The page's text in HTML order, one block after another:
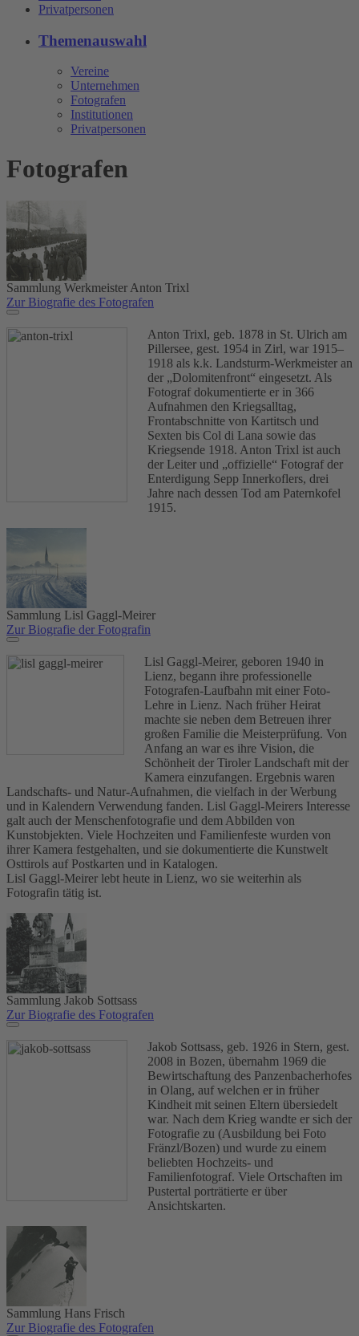
Privatpersonen
Themenauswahl
Vereine
Unternehmen
Fotografen
Institutionen
Privatpersonen
Fotografen
Sammlung Werkmeister Anton Trixl
Zur Biografie des Fotografen
Anton Trixl, geb. 1878 in St. Ulrich am
Pillersee, gest. 1954 in Zirl, war 1915–
1918 als k.k. Landsturm-Werkmeister an
der „Dolomitenfront“ eingesetzt. Als
Fotograf dokumentierte er in 366
Aufnahmen den Kriegsalltag,
Frontabschnitte von Kartitsch und
Sexten bis Col di Lana sowie das
Kriegsende 1918. Anton Trixl ist auch
der Leiter und „offizielle“ Fotograf der
Enterdigung Sepp Innerkoflers, drei
Jahre nach dessen Tod am Paternkofel
1915.
Sammlung Lisl Gaggl-Meirer
Zur Biografie der Fotografin
Lisl Gaggl-Meirer, geboren 1940 in
Lienz, begann ihre professionelle
Fotografen-Laufbahn mit einer Foto-
Lehre in Lienz. Nach früher Heirat
machte sie neben dem Betreuen ihrer
großen Familie die Meisterprüfung. Von
Anfang an war es ihre Vision, die
Schönheit der Tiroler Landschaft mit der
Kamera einzufangen. Ergebnis waren
Landschafts- und Natur-Aufnahmen, die vielfach in der Werbung
und in Kalendern Verwendung fanden. Lisl Gaggl-Meirers Interesse
galt auch der Menschenfotografie und dem Abbilden von
Kunstobjekten. Viele Hochzeiten und Familienfeste wurden von
ihrer Kamera festgehalten, und sie dokumentierte die Kunstwelt
Osttirols auf Postkarten und in Katalogen.
Lisl Gaggl-Meirer lebt heute in Lienz, wo sie weiterhin als
Fotografin tätig ist.
Sammlung Jakob Sottsass
Zur Biografie des Fotografen
Jakob Sottsass, geb. 1926 in Stern, gest.
2008 in Bozen, übernahm 1969 die
Bewirtschaftung des Panzenbacherhofes
in Olang, auf welchen er in früher
Kindheit mit seinen Eltern übersiedelt
war. Nach dem Krieg wandte er sich der
Fotografie zu (Ausbildung bei Foto
Fränzl/Bozen) und wurde zu einem
beliebten Hochzeits- und
Familienfotograf. Viele Ortschaften im
Pustertal porträtierte er über
Ansichtskarten.
Sammlung Hans Frisch
Zur Biografie des Fotografen